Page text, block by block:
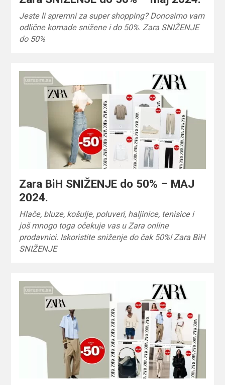
Jeste li spremni za super shopping? Donosimo vam
odlične komade snižene i do 50%. Zara SNIŽENJE
do 50%
Zara BiH SNIŽENJE do 50% – MAJ
2024.
Hlače, bluze, košulje, poluveri, haljinice, tenisice i
još mnogo toga očekuje vas u Zara online
prodavnici. Iskoristite sniženje do čak 50%! Zara BiH
SNIŽENJE